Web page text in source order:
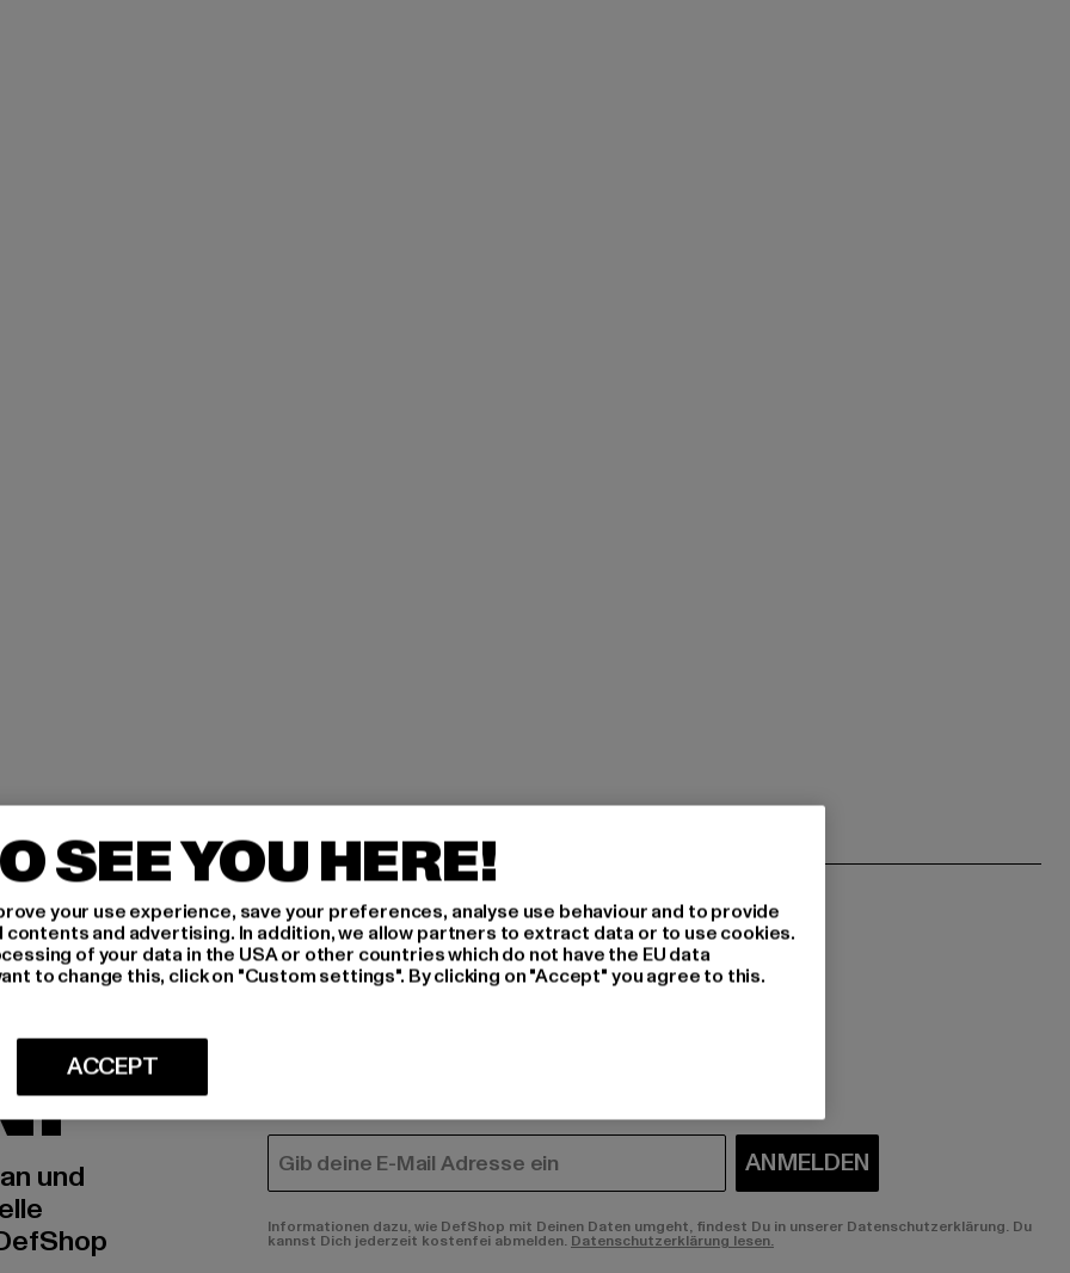
AN,
und
E-MAIL ANMELDEN
Informationen dazu, wie DefShop mit Deinen Daten umgeht, findest Du in unserer Datenschutzerklärung. Du
kannst Dich jederzeit kostenfei abmelden. Datenschutzerklärung lesen.
SEE YOU HERE!
your use experience, save your preferences, analyse use behaviour and to provide
and advertising. In addition, we allow partners to extract data or to use cookies.
of your data in the USA or other countries which do not have the EU data
to change this, click on "Custom settings". By clicking on "Accept" you agree to this.
ACCEPT